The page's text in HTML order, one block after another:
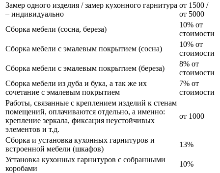
Замер одного изделия / замер кухонного гарнитура
– индивидуально
от 1500 /
от 5000
Сборка мебели (сосна, береза)
10% от
стоимости
Сборка мебели с эмалевым покрытием (сосна)
10% от
стоимости
Сборка мебели с эмалевым покрытием (береза)
8% от
стоимости
Сборка мебели из дуба и бука, а так же их
сочетание с эмалевым покрытием
7% от
стоимости
Работы, связанные с креплением изделий к стенам
помещений, оплачиваются отдельно, а именно:
крепление зеркала, фиксация неустойчивых
элементов и т.д.
от 1000
Сборка и установка кухонных гарнитуров и
встроенной мебели (шкафов)
13%
Установка кухонных гарнитуров с собранными
коробами
10%